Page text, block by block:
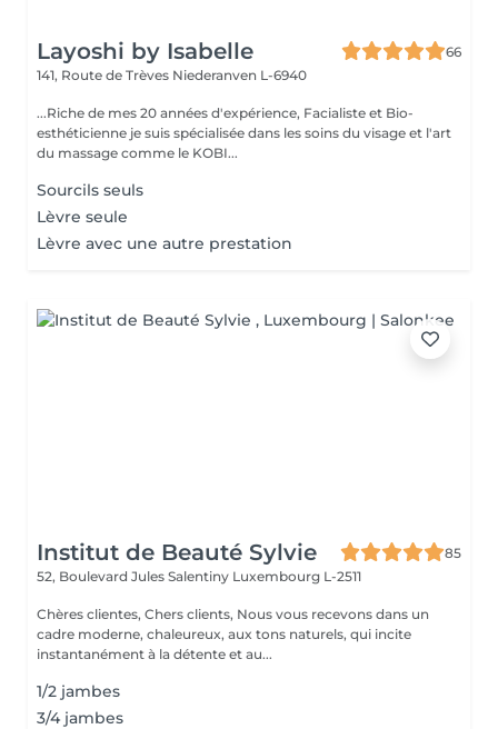
Layoshi by Isabelle
66
141, Route de Trèves Niederanven L-6940
...Riche de mes 20 années d'expérience, Facialiste et Bio-
esthéticienne je suis spécialisée dans les soins du visage et l'art
du massage comme le KOBI...
Sourcils seuls
Lèvre seule
Lèvre avec une autre prestation
Institut de Beauté Sylvie
85
52, Boulevard Jules Salentiny Luxembourg L-2511
Chères clientes, Chers clients, Nous vous recevons dans un
cadre moderne, chaleureux, aux tons naturels, qui incite
instantanément à la détente et au...
1/2 jambes
3/4 jambes